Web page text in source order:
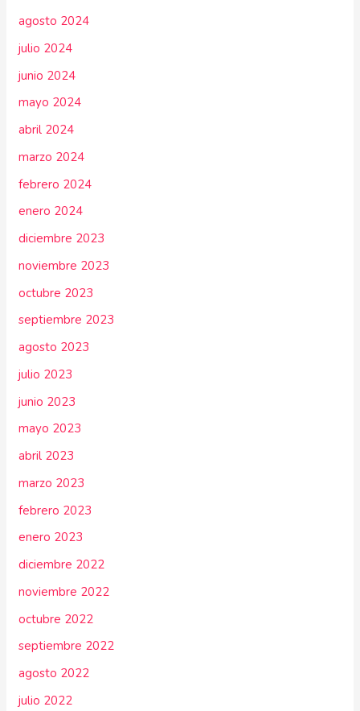
agosto 2024
julio 2024
junio 2024
mayo 2024
abril 2024
marzo 2024
febrero 2024
enero 2024
diciembre 2023
noviembre 2023
octubre 2023
septiembre 2023
agosto 2023
julio 2023
junio 2023
mayo 2023
abril 2023
marzo 2023
febrero 2023
enero 2023
diciembre 2022
noviembre 2022
octubre 2022
septiembre 2022
agosto 2022
julio 2022